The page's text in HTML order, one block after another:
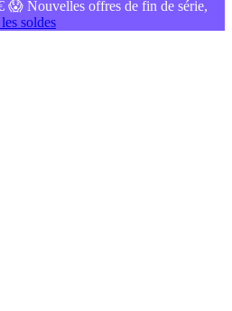
😱 Nouvelles offres de fin de série,
soldes